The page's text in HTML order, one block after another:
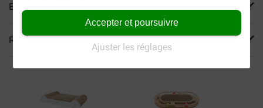
Accepter et poursuivre
Ajuster les réglages
En savoir plus
Reviews